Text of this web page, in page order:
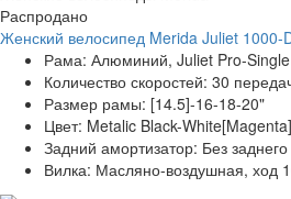
Распродано
Женский велосипед Merida Juliet 1000-
Рама: Алюминий, Juliet Pro-Single
Количество скоростей: 30
Размер рамы: [14.5]-16-18-20"
Цвет: Metalic Black-White[Magenta]
Задний амортизатор: Без
Вилка: Масляно-воздушная, ход